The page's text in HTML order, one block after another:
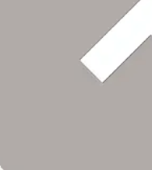
【Paidy（後払い/コンビニ払い
お支払後の在庫確保となりま
なお、お支払口座は、注文確
振込手数料はお客様負担となり